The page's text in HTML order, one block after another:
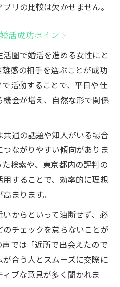
リの比較は欠かせません。
活成功ポイント
圏で婚活を進める女性にと
感の相手を選ぶことが成功
活動することで、平日や仕
会が増え、自然な形で関係
通の話題や知人がいる場合
ながりやすい傾向がありま
検索や、東京都内の評判の
することで、効率的に理想
まります。
からといって油断せず、必
チェックを怠らないことが
では「近所で出会えたので
合う人とスムーズに交際に
ブな意見が多く聞かれま